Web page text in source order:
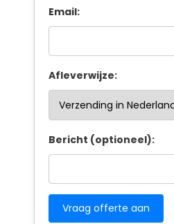
Email:
Afleverwijze:
Bericht (optioneel):